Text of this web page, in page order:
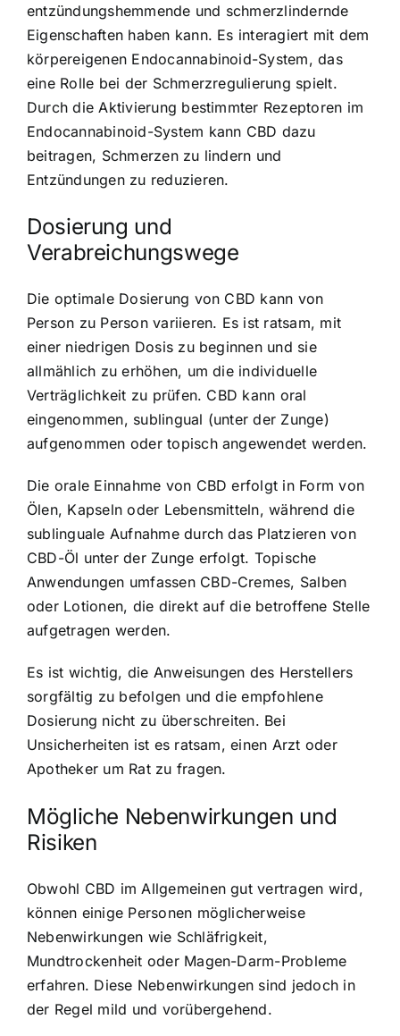
entzündungshemmende und schmerzlindernde
Eigenschaften haben kann. Es interagiert mit dem
körpereigenen Endocannabinoid-System, das
eine Rolle bei der Schmerzregulierung spielt.
Durch die Aktivierung bestimmter Rezeptoren im
Endocannabinoid-System kann CBD dazu
beitragen, Schmerzen zu lindern und
Entzündungen zu reduzieren.
Dosierung und
Verabreichungswege
Die optimale Dosierung von CBD kann von
Person zu Person variieren. Es ist ratsam, mit
einer niedrigen Dosis zu beginnen und sie
allmählich zu erhöhen, um die individuelle
Verträglichkeit zu prüfen. CBD kann oral
eingenommen, sublingual (unter der Zunge)
aufgenommen oder topisch angewendet werden.
Die orale Einnahme von CBD erfolgt in Form von
Ölen, Kapseln oder Lebensmitteln, während die
sublinguale Aufnahme durch das Platzieren von
CBD-Öl unter der Zunge erfolgt. Topische
Anwendungen umfassen CBD-Cremes, Salben
oder Lotionen, die direkt auf die betroffene Stelle
aufgetragen werden.
Es ist wichtig, die Anweisungen des Herstellers
sorgfältig zu befolgen und die empfohlene
Dosierung nicht zu überschreiten. Bei
Unsicherheiten ist es ratsam, einen Arzt oder
Apotheker um Rat zu fragen.
Mögliche Nebenwirkungen und
Risiken
Obwohl CBD im Allgemeinen gut vertragen wird,
können einige Personen möglicherweise
Nebenwirkungen wie Schläfrigkeit,
Mundtrockenheit oder Magen-Darm-Probleme
erfahren. Diese Nebenwirkungen sind jedoch in
der Regel mild und vorübergehend.